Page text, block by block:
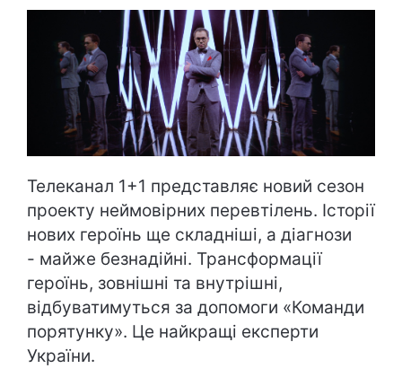
Телеканал 1+1 представляє новий сезон
проекту неймовірних перевтілень. Історії
нових героїнь ще складніші, а діагнози
- майже безнадійні. Трансформації
героїнь, зовнішні та внутрішні,
відбуватимуться за допомоги «Команди
порятунку». Це найкращі експерти
України.